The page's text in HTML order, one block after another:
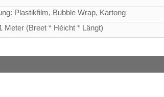
Plastikfilm, Bubble Wrap, Kartong
Meter (Breet * Héicht * Längt)